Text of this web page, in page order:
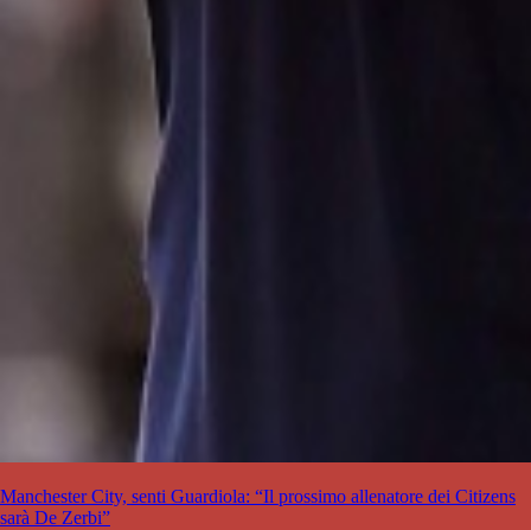
Manchester City, senti Guardiola: “Il prossimo allenatore dei Citizens
sarà De Zerbi”